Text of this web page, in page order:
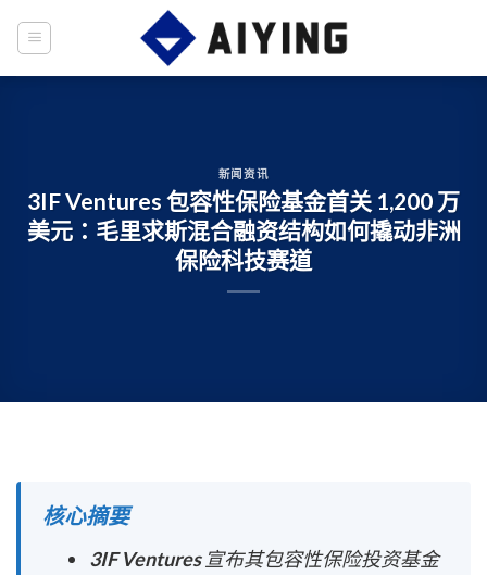
新闻资讯
3IF Ventures 包容性保险基金首关 1,200 万
美元：毛里求斯混合融资结构如何撬动非洲
保险科技赛道
核心摘要
3IF Ventures宣布其包容性保险投资基金